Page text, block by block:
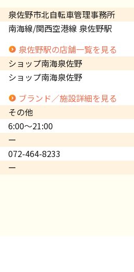
泉佐野市北自転車管理事務所
南海線/関西空港線 泉佐野駅
泉佐野駅の店舗一覧を見る
ショップ南海泉佐野
ショップ南海泉佐野
ブランド／施設詳細を見る
その他
6:00～21:00
ー
072-464-8233
ー